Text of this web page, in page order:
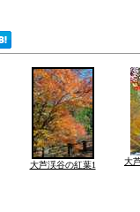
大芦渓谷の紅葉1 大